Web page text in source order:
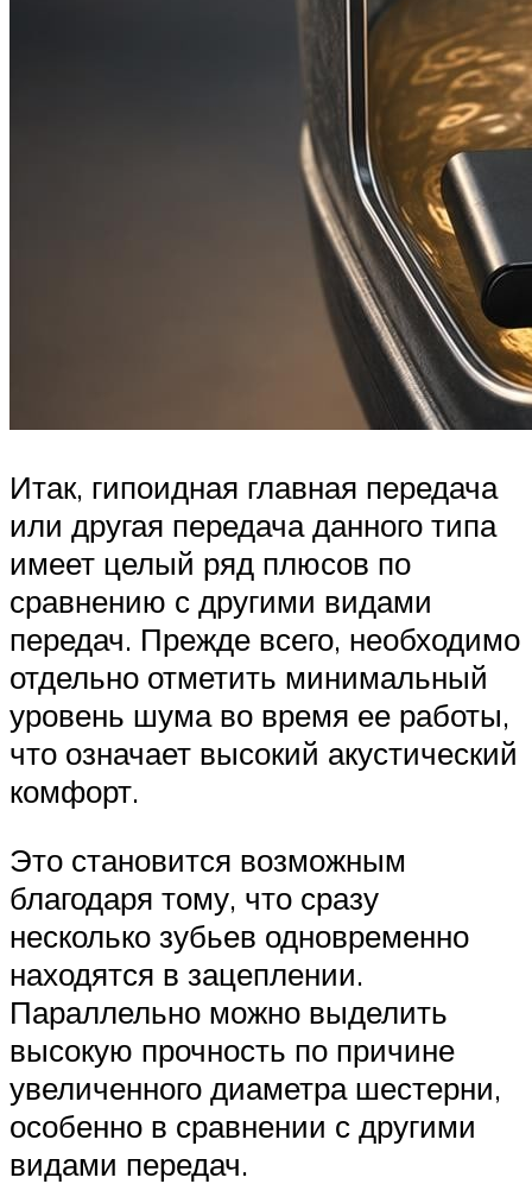
Итак, гипоидная главная передача
или другая передача данного типа
имеет целый ряд плюсов по
сравнению с другими видами
передач. Прежде всего, необходимо
отдельно отметить минимальный
уровень шума во время ее работы,
что означает высокий акустический
комфорт.
Это становится возможным
благодаря тому, что сразу
несколько зубьев одновременно
находятся в зацеплении.
Параллельно можно выделить
высокую прочность по причине
увеличенного диаметра шестерни,
особенно в сравнении с другими
видами передач.